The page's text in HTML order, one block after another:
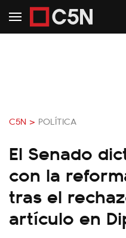
C5N > POLÍTICA
El Senado
con la
tras el
artículo en